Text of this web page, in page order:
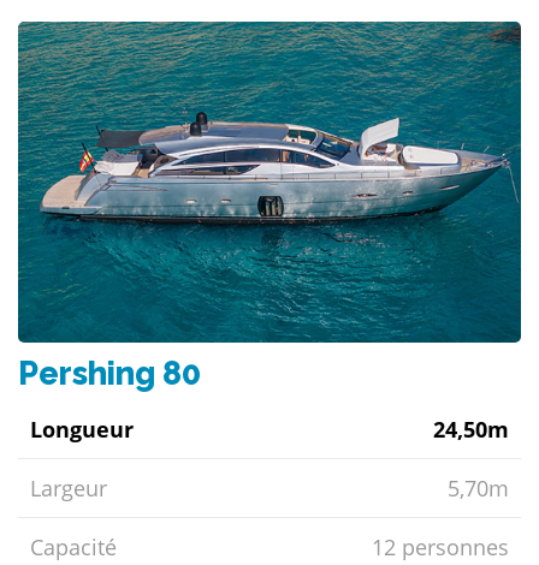
Pershing 80
Longueur 24,50m
Largeur 5,70m
Capacité 12 personnes